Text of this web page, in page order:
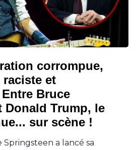
corrompue,
et
Bruce
Donald Trump, le
sur scène !
Springsteen a lancé sa